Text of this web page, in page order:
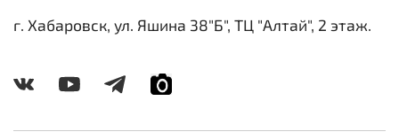
г. Хабаровск, ул. Яшина 38"Б", ТЦ "Алтай", 2 этаж.